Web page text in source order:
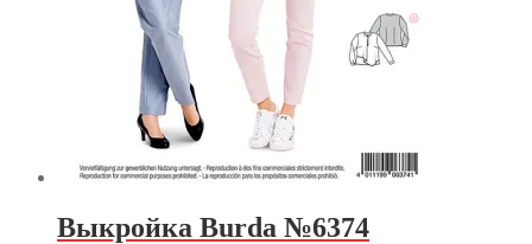
Выкройка Burda №6374